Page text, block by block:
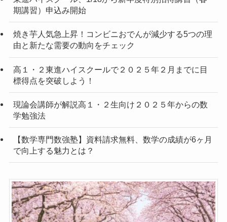
期講習）申込み開始
焼き芋人気急上昇！コンビニおでんが減少する5つの理
由と新たな需要の動向をチェック
高１・２東進ハイスクールで２０２５年２月までに目
標得点を突破しよう！
現論会講師が解説高１・２生向け２０２５年からの数
学勉強法
【数学専門数強塾】資料請求無料、数学の成績が6ヶ月
で向上する魅力とは？